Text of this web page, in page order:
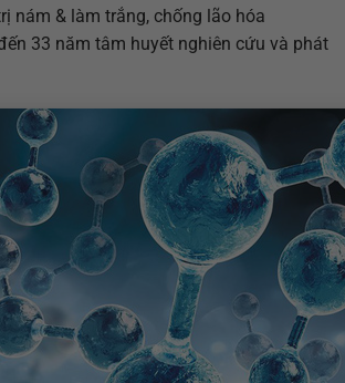
nám & làm trắng, chống lão hóa
33 năm tâm huyết nghiên cứu và phát